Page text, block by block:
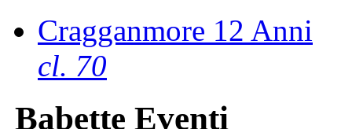
Cragganmore 12 Anni
cl. 70
Babette Eventi